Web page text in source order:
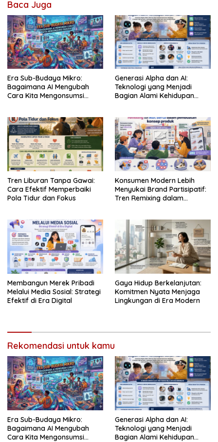
Baca Juga
Era Sub-Budaya Mikro:
Bagaimana AI Mengubah
Cara Kita Mengonsumsi
Generasi Alpha dan AI:
Teknologi yang Menjadi
Bagian Alami Kehidupan
Tren Liburan Tanpa Gawai:
Cara Efektif Memperbaiki
Pola Tidur dan Fokus
Konsumen Modern Lebih
Menyukai Brand Partisipatif:
Tren Remixing dalam
Membangun Merek Pribadi
Melalui Media Sosial: Strategi
Efektif di Era Digital
Gaya Hidup Berkelanjutan:
Komitmen Nyata Menjaga
Lingkungan di Era Modern
Rekomendasi untuk kamu
Era Sub-Budaya Mikro:
Bagaimana AI Mengubah
Cara Kita Mengonsumsi
Generasi Alpha dan AI:
Teknologi yang Menjadi
Bagian Alami Kehidupan